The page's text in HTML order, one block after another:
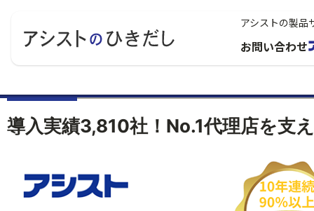
アシストの製品
お問い合わせ
導入実績3,810社！No.1代理店を支